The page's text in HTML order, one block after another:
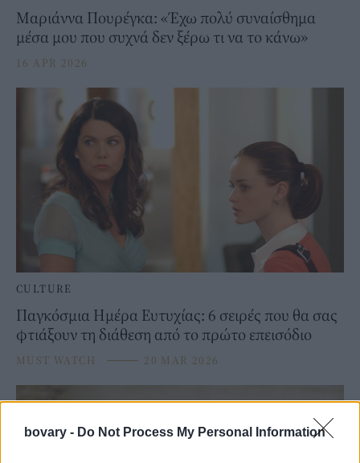
bovary - Do Not Process My Personal Information
Μαριάννα Πουρέγκα: «Έχω πολύ συναίσθημα
μέσα μου που συχνά δεν ξέρω τι να το κάνω»
16 APR 2026
CULTURE
Παγκόσμια Ημέρα Ευτυχίας: 6 σειρές που θα σας
φτιάξουν τη διάθεση από το πρώτο επεισόδιο
MUST WATCH ⸻ 20 MAR 2026